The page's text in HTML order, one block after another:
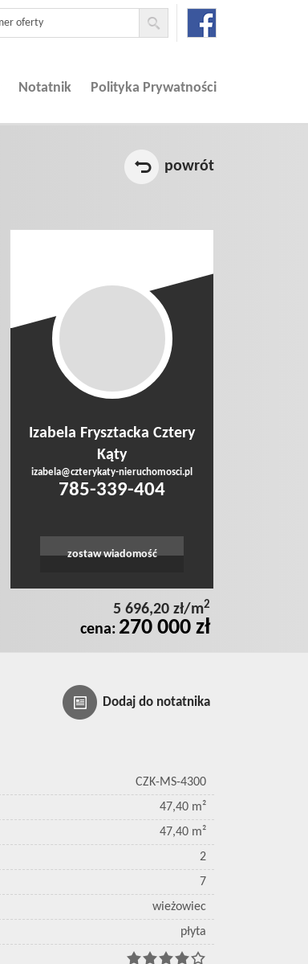
Notatnik Polityka Prywatności
powrót
Izabela Frysztacka Cztery
Kąty
izabela@czterykaty-nieruchomosci.pl
785-339-404
zostaw wiadomość
5 696,20 zł/m2
cena: 270 000 zł
Dodaj do notatnika
CZK-MS-4300
47,40 m²
47,40 m²
2
7
wieżowiec
płyta